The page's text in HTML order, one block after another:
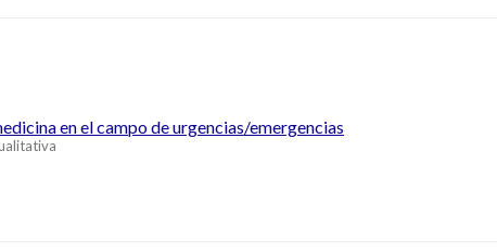
en el campo de urgencias/emergencias